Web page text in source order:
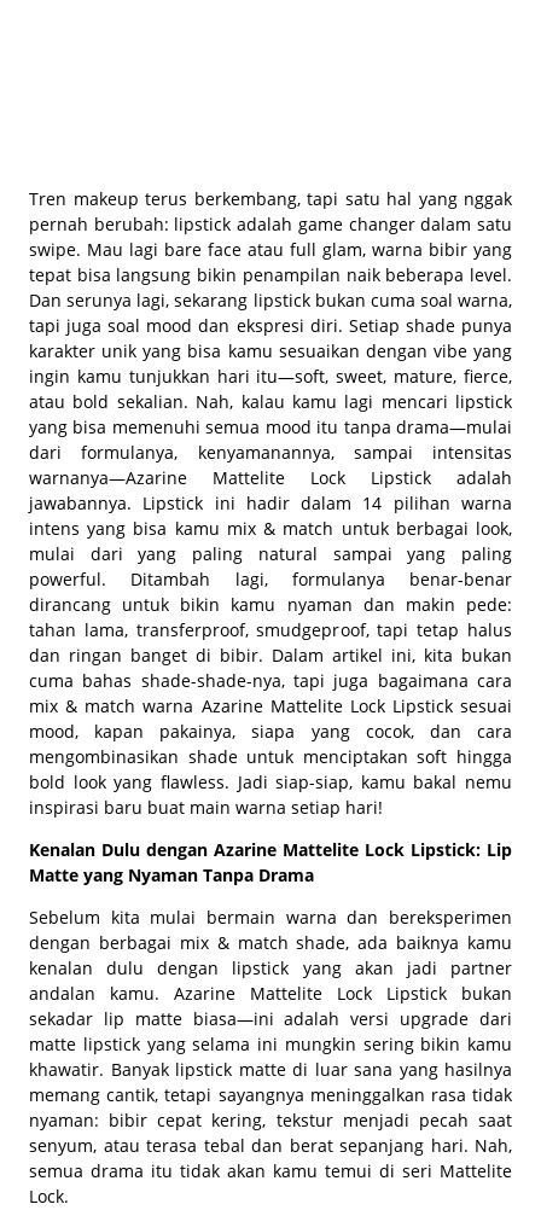
Tren makeup terus berkembang, tapi satu hal yang nggak
pernah berubah: lipstick adalah game changerdalam satu
swipe. Mau lagi bare face atau full glam, warna bibir yang
tepat bisa langsung bikin penampilan naik beberapa level.
Dan serunya lagi, sekarang lipstick bukan cuma soal warna,
tapi juga soal mood dan ekspresi diri. Setiap shade punya
karakter unik yang bisa kamu sesuaikan dengan vibe yang
ingin kamu tunjukkan hari itu—soft, sweet, mature, fierce,
atau bold sekalian. Nah, kalau kamu lagi mencari lipstick
yang bisa memenuhi semua mood itu tanpa drama—mulai
dari formulanya, kenyamanannya, sampai intensitas
warnanya—Azarine Mattelite Lock Lipstick adalah
jawabannya. Lipstick ini hadir dalam 14 pilihan warna
intens yang bisa kamu mix & match untuk berbagai look,
mulai dari yang paling natural sampai yang paling
powerful. Ditambah lagi, formulanya benar-benar
dirancang untuk bikin kamu nyaman dan makin pede:
tahan lama, transferproof, smudgeproof, tapi tetap halus
dan ringan banget di bibir. Dalam artikel ini, kita bukan
cuma bahas shade-shade-nya, tapi juga bagaimana cara
mix & match warna Azarine Mattelite Lock Lipstick sesuai
mood, kapan pakainya, siapa yang cocok, dan cara
mengombinasikan shade untuk menciptakan soft hingga
bold look yang flawless. Jadi siap-siap, kamu bakal nemu
inspirasi baru buat main warna setiap hari!
Kenalan Dulu dengan Azarine Mattelite Lock Lipstick: Lip
Matte yang Nyaman Tanpa Drama
Sebelum kita mulai bermain warna dan bereksperimen
dengan berbagai mix & match shade, ada baiknya kamu
kenalan dulu dengan lipstick yang akan jadi partner
andalan kamu. Azarine Mattelite Lock Lipstick bukan
sekadar lip matte biasa—ini adalah versi upgrade dari
matte lipstick yang selama ini mungkin sering bikin kamu
khawatir. Banyak lipstick matte di luar sana yang hasilnya
memang cantik, tetapi sayangnya meninggalkan rasa tidak
nyaman: bibir cepat kering, tekstur menjadi pecah saat
senyum, atau terasa tebal dan berat sepanjang hari. Nah,
semua drama itu tidak akan kamu temui di seri Mattelite
Lock.